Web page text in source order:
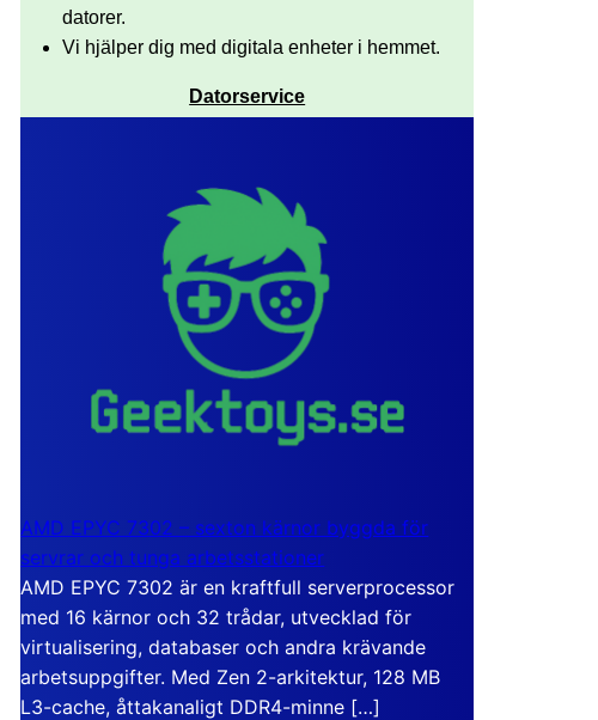
datorer.
Vi hjälper dig med digitala enheter i hemmet.
Datorservice
AMD EPYC 7302 – sexton kärnor byggda för
servrar och tunga arbetsstationer
AMD EPYC 7302 är en kraftfull serverprocessor
med 16 kärnor och 32 trådar, utvecklad för
virtualisering, databaser och andra krävande
arbetsuppgifter. Med Zen 2-arkitektur, 128 MB
L3-cache, åttakanaligt DDR4-minne […]